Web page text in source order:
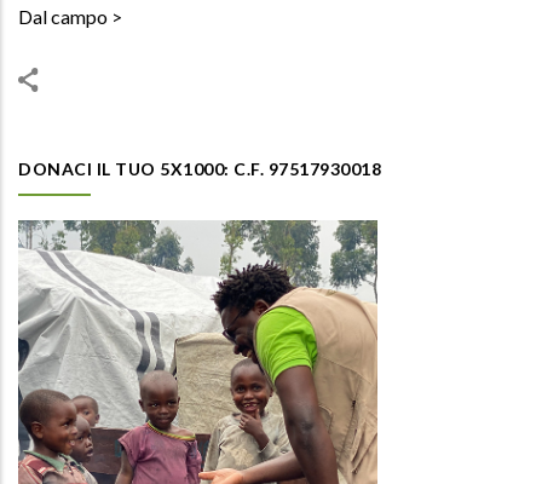
Dal campo
DONACI IL TUO 5X1000: C.F. 97517930018